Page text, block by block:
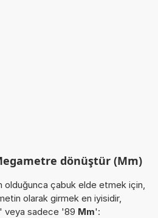
dönüştür (Mm)
olduğunca çabuk elde etmek için,
olarak girmek en iyisidir,
veya sadece '89 Mm':